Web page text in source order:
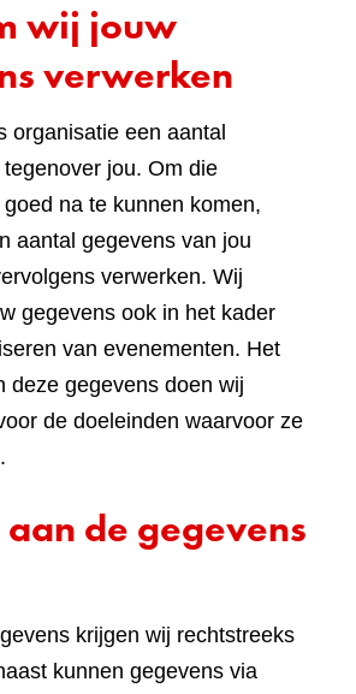
wij jouw
verwerken
organisatie een aantal
jou. Om die
na te kunnen komen,
aantal gegevens van jou
verwerken. Wij
gegevens ook in het kader
van evenementen. Het
deze gegevens doen wij
de doeleinden waarvoor ze
de gegevens
krijgen wij rechtstreeks
kunnen gegevens via